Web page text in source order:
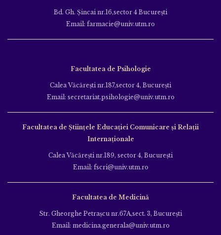
Bd. Gh. Şincai nr.16,sector 4 Bucureşti
Email: farmacie@univ.utm.ro
Facultatea de Psihologie
Calea Văcăreşti nr.187,sector 4, Bucureşti
Email: secretariat.psihologie@univ.utm.ro
Facultatea de Ştiinţele Educației Comunicare și Relații
Internaționale
Calea Văcăreşti nr.189, sector 4, Bucureşti
Email: fscri@univ.utm.ro
Facultatea de Medicină
Str. Gheorghe Petraşcu nr.67A,sect. 3, Bucureşti
Email: medicina.generala@univ.utm.ro